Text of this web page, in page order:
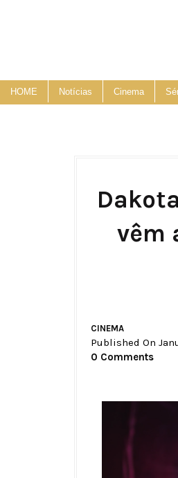
HOME Notícias Cinema
vêm
CINEMA
Published On
0 Comments